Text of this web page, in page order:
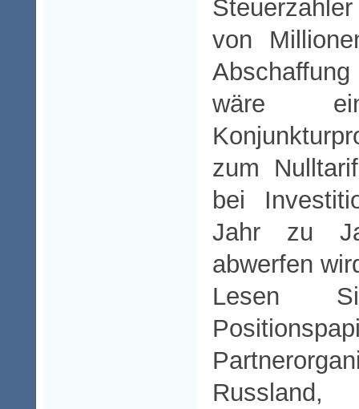
von
wäre
zum
bei
Jahr zu
abwerfen
Lesen